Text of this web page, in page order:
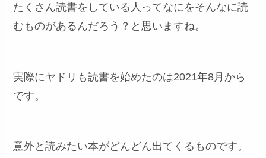
たくさん読書をしている人ってなにをそんなに読
むものがあるんだろう？と思いますね。
実際にヤドリも読書を始めたのは2021年8月から
です。
意外と読みたい本がどんどん出てくるものです。